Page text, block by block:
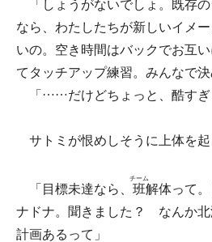
「しょうがないでしょ。既存
なら、わたしたちが新しいイメ
いの。空き時間はバックでお互
てタッチアップ練習。みんなで決
「……だけどちょっと、酷す
サトミが恨めしそうに上体を起
「目標未達なら、 班
チーム
解体って
ナドナ。聞きました？ なんか北
計画あるって」